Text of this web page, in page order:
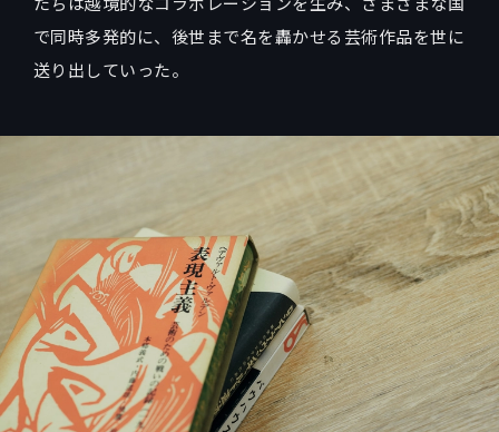
で同時多発的に、後世まで名を轟かせる芸術作品を世に
送り出していった。